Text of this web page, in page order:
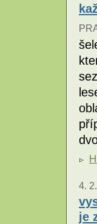
4.
je